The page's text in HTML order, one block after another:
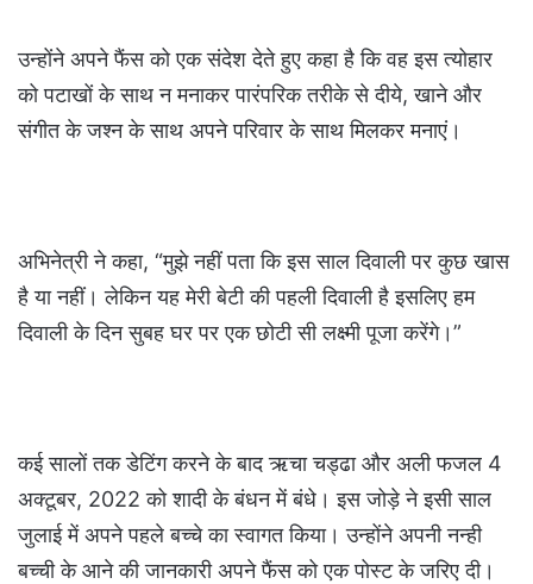
उन्होंने अपने फैंस को एक संदेश देते हुए कहा है कि वह इस त्‍योहार
को पटाखों के साथ न मनाकर पारंपरिक तरीके से दीये, खाने और
संगीत के जश्न के साथ अपने परिवार के साथ मिलकर मनाएं।
अभिनेत्री ने कहा, “मुझे नहीं पता कि इस साल दिवाली पर कुछ खास
है या नहीं। लेकिन यह मेरी बेटी की पहली दिवाली है इसलिए हम
दिवाली के दिन सुबह घर पर एक छोटी सी लक्ष्मी पूजा करेंगे।”
कई सालों तक डेटिंग करने के बाद ऋचा चड्ढा और अली फजल 4
अक्टूबर, 2022 को शादी के बंधन में बंधे। इस जोड़े ने इसी साल
जुलाई में अपने पहले बच्चे का स्वागत किया। उन्होंने अपनी नन्ही
बच्ची के आने की जानकारी अपने फैंस को एक पोस्‍ट के जरिए दी।